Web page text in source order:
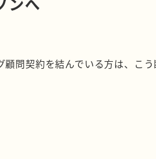
問契約を結んでいる方は、こう